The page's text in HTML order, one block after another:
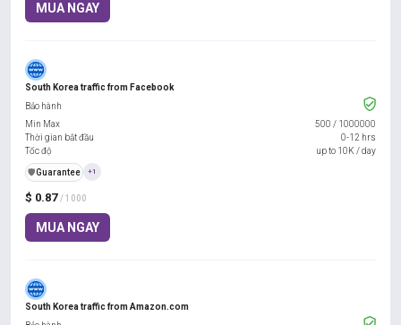
MUA NGAY
South Korea traffic from Facebook
$ 0.87 / 1000
MUA NGAY
Bảo hành
Min Max
500 / 1000000
Thời gian bắt đầu
0-12 hrs
Tốc độ
up to 10K / day
️🛡️Guarantee +1
South Korea traffic from Amazon.com